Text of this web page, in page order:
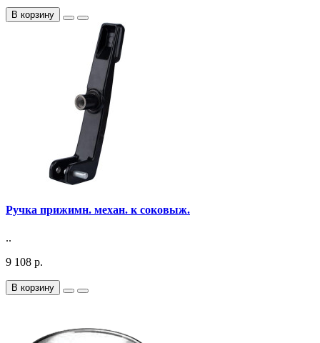
В корзину
Ручка прижимн. механ. к соковыж.
..
9 108 р.
В корзину